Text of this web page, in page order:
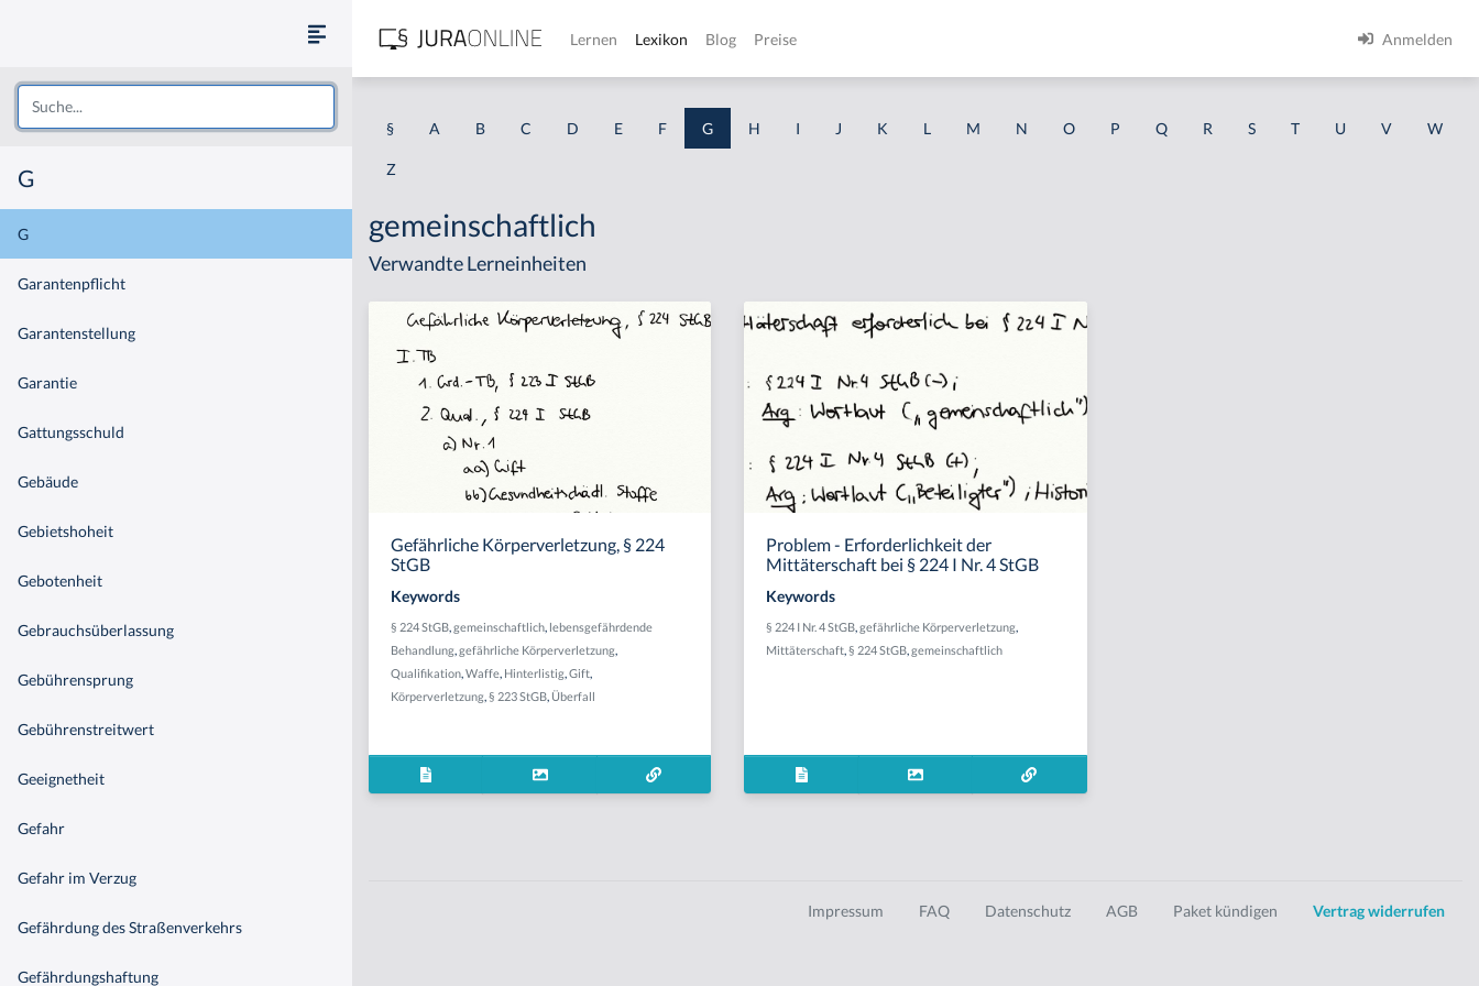
G
G
Garantenpflicht
Garantenstellung
Garantie
Gattungsschuld
Gebäude
Gebietshoheit
Gebotenheit
Gebrauchsüberlassung
Gebührensprung
Gebührenstreitwert
Geeignetheit
Gefahr
Gefahr im Verzug
Gefährdung des Straßenverkehrs
Gefährdungshaftung
Lernen Lexikon Blog Preise Anmelden
§ A B C D E F G H I J K L M N O P Q R S T U V W
Z
gemeinschaftlich
Verwandte Lerneinheiten
Gefährliche Körperverletzung, § 224
StGB
Keywords
§ 224 StGB,gemeinschaftlich, lebensgefährdende
Behandlung,gefährliche Körperverletzung,
Qualifikation,Waffe, Hinterlistig,Gift,
Körperverletzung,§ 223 StGB, Überfall
Problem - Erforderlichkeit der
Mittäterschaft bei § 224 I Nr. 4 StGB
Keywords
§ 224 I Nr. 4 StGB,gefährliche Körperverletzung,
Mittäterschaft,§ 224 StGB,gemeinschaftlich
Impressum FAQ Datenschutz AGB Paket kündigen Vertrag widerrufen